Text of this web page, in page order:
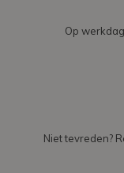
Op
Niet tevreden?